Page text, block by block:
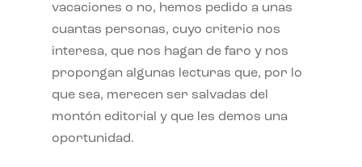
vacaciones o no, hemos pedido a unas
cuantas personas, cuyo criterio nos
interesa, que nos hagan de faro y nos
propongan algunas lecturas que, por lo
que sea, merecen ser salvadas del
montón editorial y que les demos una
oportunidad.